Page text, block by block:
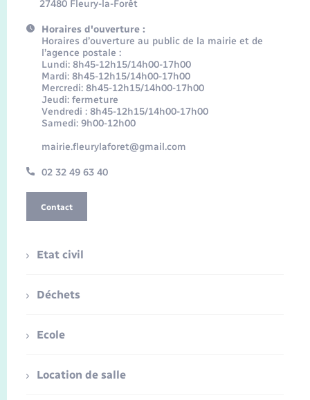
27480 Fleury-la-Forêt
Horaires d'ouverture :
Horaires d’ouverture au public de la mairie et de
l’agence postale :
Lundi: 8h45-12h15/14h00-17h00
Mardi: 8h45-12h15/14h00-17h00
Mercredi: 8h45-12h15/14h00-17h00
Jeudi: fermeture
Vendredi : 8h45-12h15/14h00-17h00
Samedi: 9h00-12h00
mairie.fleurylaforet@gmail.com
02 32 49 63 40
Contact
Etat civil
Déchets
Ecole
Location de salle